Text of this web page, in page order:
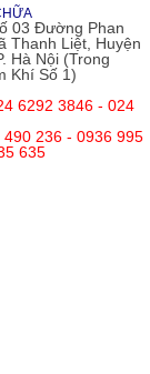
03 Đường Phan
Thanh Liệt, Huyện
Hà Nội (Trong
Khí Số 1)
6292 3846 - 024
490 236 - 0936 995
635